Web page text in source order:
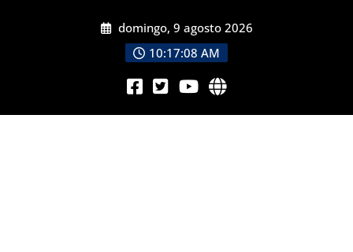
domingo, 9 agosto 2026
10:17:10 AM